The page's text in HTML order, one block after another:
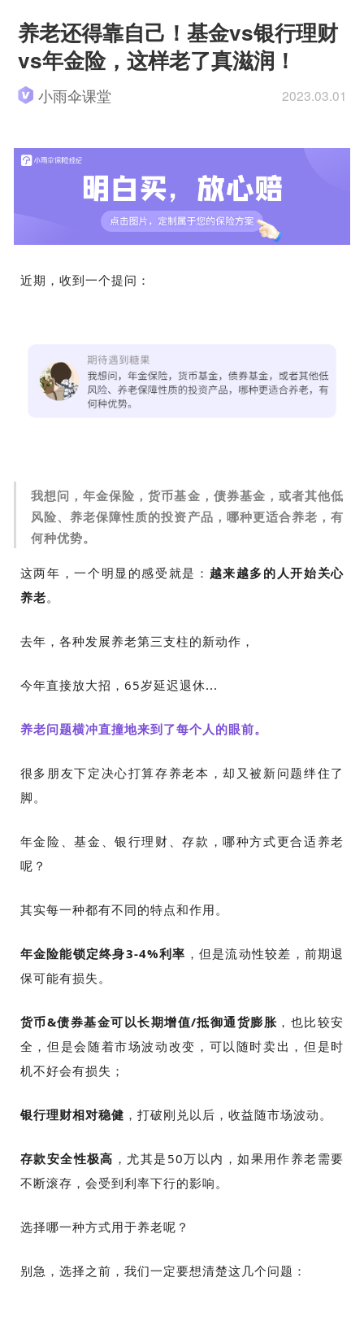
养老还得靠自己！基金vs银行理财
vs年金险，这样老了真滋润！
小雨伞课堂 2023.03.01
近期，收到一个提问：
我想问，年金保险，货币基金，债券基金，或者其他低
风险、养老保障性质的投资产品，哪种更适合养老，有
何种优势。
这两年，一个明显的感受就是： 越来越多的人开始关心
养老。
去年，各种发展养老第三支柱的新动作，
今年直接放大招，65岁延迟退休...
养老问题横冲直撞地来到了每个人的眼前。
很多朋友下定决心打算存养老本，却又被新问题绊住了
脚。
年金险、基金、银行理财、存款，哪种方式更合适养老
呢？
其实每一种都有不同的特点和作用。
年金险能锁定终身3-4%利率 ，但是流动性较差，前期退
保可能有损失。
货币&债券基金可以长期增值/抵御通货膨胀 ，也比较安
全，但是会随着市场波动改变，可以随时卖出，但是时
机不好会有损失；
银行理财相对稳健 ，打破刚兑以后，收益随市场波动。
存款安全性极高 ，尤其是50万以内，如果用作养老需要
不断滚存，会受到利率下行的影响。
选择哪一种方式用于养老呢？
别急，选择之前， 我们一定要想清楚这几个问题：